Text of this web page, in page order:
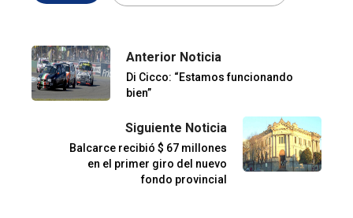
Anterior Noticia
Di Cicco: “Estamos funcionando
bien”
Siguiente Noticia
Balcarce recibió $ 67 millones
en el primer giro del nuevo
fondo provincial